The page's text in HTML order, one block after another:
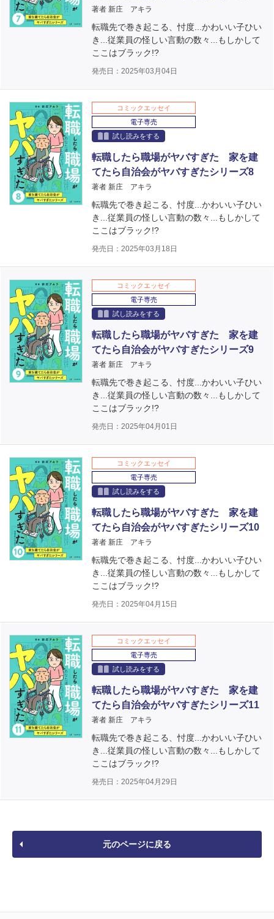
著者 新庄 アキラ
転職先で巻き起こる、忖度...かわいい子ひい
き...従業員の怪しい言動の数々...もしかして
ここはブラック!?
発売日：2025年03月04日
コミックエッセイ
電子専売
試し読みをする
転職したら職場がヤバすぎた 家を建
てたら自治会がヤバすぎたシリーズ8
著者 新庄 アキラ
転職先で巻き起こる、忖度...かわいい子ひい
き...従業員の怪しい言動の数々...もしかして
ここはブラック!?
発売日：2025年03月18日
コミックエッセイ
電子専売
試し読みをする
転職したら職場がヤバすぎた 家を建
てたら自治会がヤバすぎたシリーズ9
著者 新庄 アキラ
転職先で巻き起こる、忖度...かわいい子ひい
き...従業員の怪しい言動の数々...もしかして
ここはブラック!?
発売日：2025年04月01日
コミックエッセイ
電子専売
試し読みをする
転職したら職場がヤバすぎた 家を建
てたら自治会がヤバすぎたシリーズ10
著者 新庄 アキラ
転職先で巻き起こる、忖度...かわいい子ひい
き...従業員の怪しい言動の数々...もしかして
ここはブラック!?
発売日：2025年04月15日
コミックエッセイ
電子専売
試し読みをする
転職したら職場がヤバすぎた 家を建
てたら自治会がヤバすぎたシリーズ11
著者 新庄 アキラ
転職先で巻き起こる、忖度...かわいい子ひい
き...従業員の怪しい言動の数々...もしかして
ここはブラック!?
発売日：2025年04月29日
元のページに戻る